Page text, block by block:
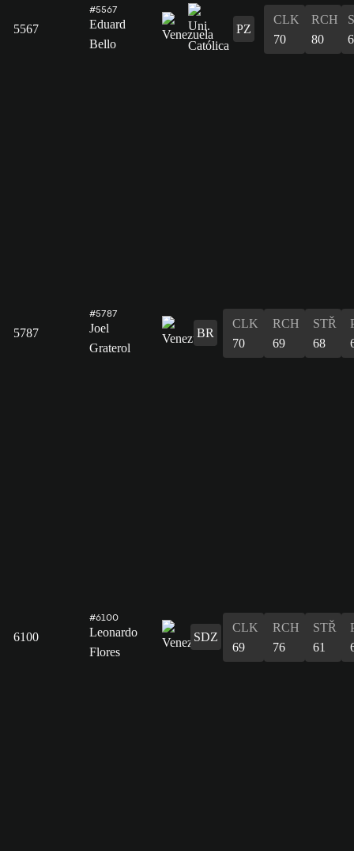
5567
#5567
Eduard
Bello
PZ
CLK
70
RCH
80
5787
#5787
Joel
Graterol
BR
CLK
70
RCH
69
STŘ
68
6100
#6100
Leonardo
Flores
SDZ
CLK
69
RCH
76
STŘ
61